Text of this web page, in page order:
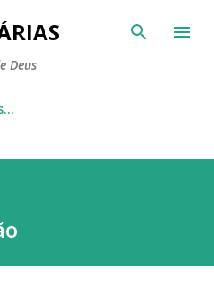
principal
Deus